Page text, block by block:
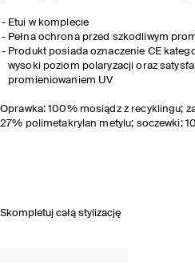
Etui w komplecie
Pełna ochrona przed szkodliwym
Produkt posiada oznaczenie CE
wysoki poziom polaryzacji oraz
promieniowaniem UV
Oprawka: 100% mosiądz z recyklingu;
27% polimetakrylan metylu; soczewki:
Skompletuj całą stylizację